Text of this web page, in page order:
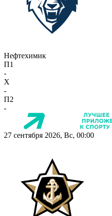
Нефтехимик
П1
-
X
-
П2
-
27 сентября 2026, Вс, 00:00